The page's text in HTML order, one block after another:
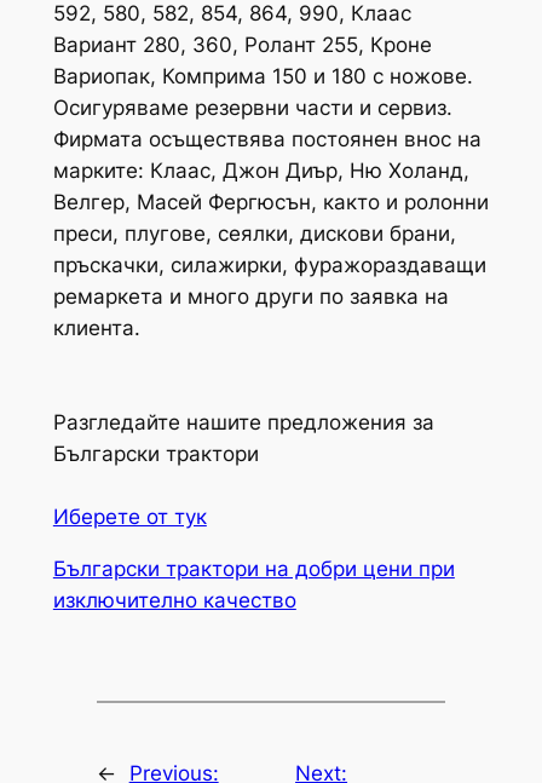
592, 580, 582, 854, 864, 990, Клаас
Вариант 280, 360, Ролант 255, Кроне
Вариопак, Комприма 150 и 180 с ножове.
Осигуряваме резервни части и сервиз.
Фирмата осъществява постоянен внос на
марките: Клаас, Джон Диър, Ню Холанд,
Велгер, Масей Фергюсън, както и ролонни
преси, плугове, сеялки, дискови брани,
пръскачки, силажирки, фуражораздаващи
ремаркета и много други по заявка на
клиента.
Разгледайте нашите предложения за
Български трактори
Иберете от тук
Български трактори на добри цени при
изключително качество
←
Previous:
Next: